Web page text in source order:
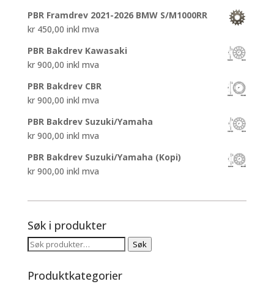
PBR Framdrev 2021-2026 BMW S/M1000RR
kr450,00 inkl mva
PBR Bakdrev Kawasaki
kr900,00 inkl mva
PBR Bakdrev CBR
kr900,00 inkl mva
PBR Bakdrev Suzuki/Yamaha
kr900,00 inkl mva
PBR Bakdrev Suzuki/Yamaha (Kopi)
kr900,00 inkl mva
Søk i produkter
Søk
Søk
Produktkategorier